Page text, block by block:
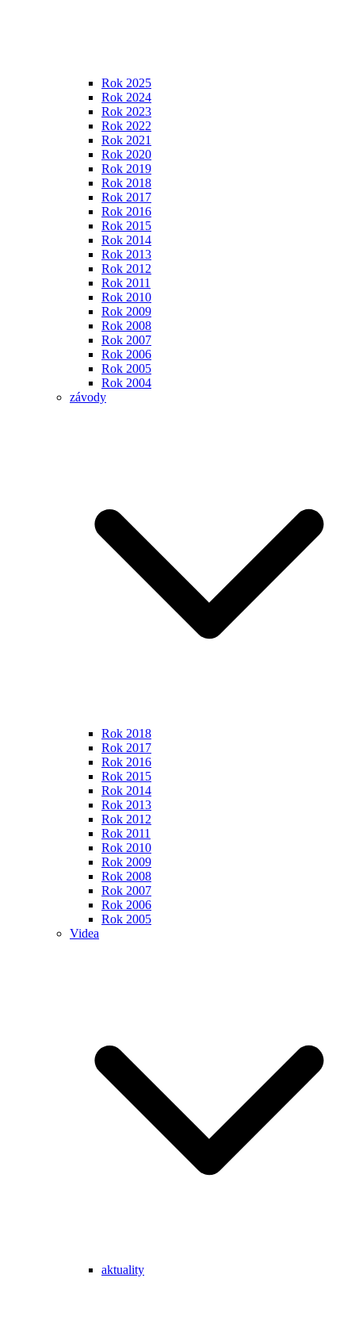
Rok 2025
Rok 2024
Rok 2023
Rok 2022
Rok 2021
Rok 2020
Rok 2019
Rok 2018
Rok 2017
Rok 2016
Rok 2015
Rok 2014
Rok 2013
Rok 2012
Rok 2011
Rok 2010
Rok 2009
Rok 2008
Rok 2007
Rok 2006
Rok 2005
Rok 2004
závody
Rok 2018
Rok 2017
Rok 2016
Rok 2015
Rok 2014
Rok 2013
Rok 2012
Rok 2011
Rok 2010
Rok 2009
Rok 2008
Rok 2007
Rok 2006
Rok 2005
Videa
aktuality